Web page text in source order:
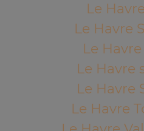
Le
Le Havre
Le
Le Havre
Le Havre
Le Havre